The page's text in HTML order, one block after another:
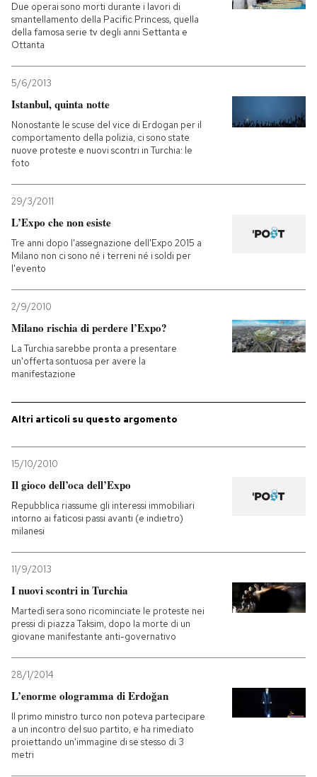
Due operai sono morti durante i lavori di
smantellamento della Pacific Princess, quella
della famosa serie tv degli anni Settanta e
Ottanta
5/6/2013
Istanbul, quinta notte
Nonostante le scuse del vice di Erdogan per il
comportamento della polizia, ci sono state
nuove proteste e nuovi scontri in Turchia: le
foto
29/3/2011
L’Expo che non esiste
Tre anni dopo l'assegnazione dell'Expo 2015 a
Milano non ci sono né i terreni né i soldi per
l'evento
2/9/2010
Milano rischia di perdere l’Expo?
La Turchia sarebbe pronta a presentare
un'offerta sontuosa per avere la
manifestazione
Altri articoli su questo argomento
15/10/2010
Il gioco dell’oca dell’Expo
Repubblica riassume gli interessi immobiliari
intorno ai faticosi passi avanti (e indietro)
milanesi
11/9/2013
I nuovi scontri in Turchia
Martedì sera sono ricominciate le proteste nei
pressi di piazza Taksim, dopo la morte di un
giovane manifestante anti-governativo
28/1/2014
L’enorme ologramma di Erdoğan
Il primo ministro turco non poteva partecipare
a un incontro del suo partito, e ha rimediato
proiettando un'immagine di se stesso di 3
metri